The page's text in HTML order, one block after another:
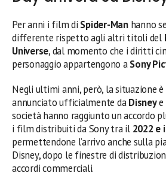
Per anni i film di Spider-Manhanno
differente rispetto agli altri titoli del
Universe, dal momento che i diritti
personaggio appartengono aSony
Negli ultimi anni, però, la situazione è
annunciato ufficialmente daDisneye
società hanno raggiunto un accordo
i film distribuiti da Sony tra il 2022 e
permettendone l’arrivo anche sulla
Disney, dopo le finestre di
accordi commerciali.